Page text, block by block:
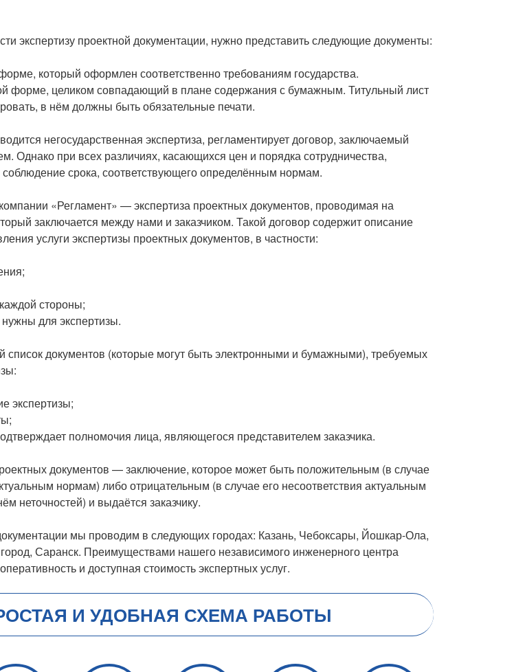
экспертизу проектной документации, нужно представить следующие документы:
который оформлен соответственно требованиям государства.
форме, целиком совпадающий в плане содержания с бумажным. Титульный лист
в нём должны быть обязательные печати.
негосударственная экспертиза, регламентирует договор, заключаемый
Однако при всех различиях, касающихся цен и порядка сотрудничества,
соблюдение срока, соответствующего определённым нормам.
«Регламент» — экспертиза проектных документов, проводимая на
заключается между нами и заказчиком. Такой договор содержит описание
услуги экспертизы проектных документов, в частности:
стороны;
для экспертизы.
документов (которые могут быть электронными и бумажными), требуемых
экспертизы;
полномочия лица, являющегося представителем заказчика.
документов — заключение, которое может быть положительным (в случае
нормам) либо отрицательным (в случае его несоответствия актуальным
неточностей) и выдаётся заказчику.
мы проводим в следующих городах: Казань, Чебоксары, Йошкар-Ола,
Саранск. Преимуществами нашего независимого инженерного центра
и доступная стоимость экспертных услуг.
И УДОБНАЯ СХЕМА РАБОТЫ